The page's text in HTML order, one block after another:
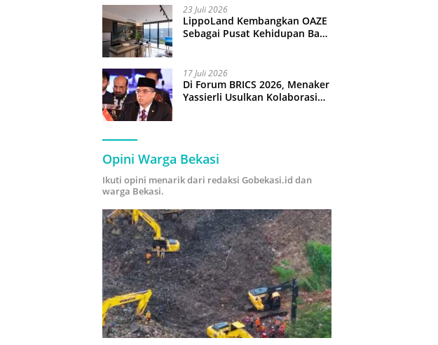
23 Juli 2026
LippoLand Kembangkan OAZE
Sebagai Pusat Kehidupan Baru
17 Juli 2026
Di Forum BRICS 2026, Menaker
Yassierli Usulkan Kolaborasi
Opini Warga Bekasi
Ikuti opini menarik dari redaksi Gobekasi.id dan
warga Bekasi.